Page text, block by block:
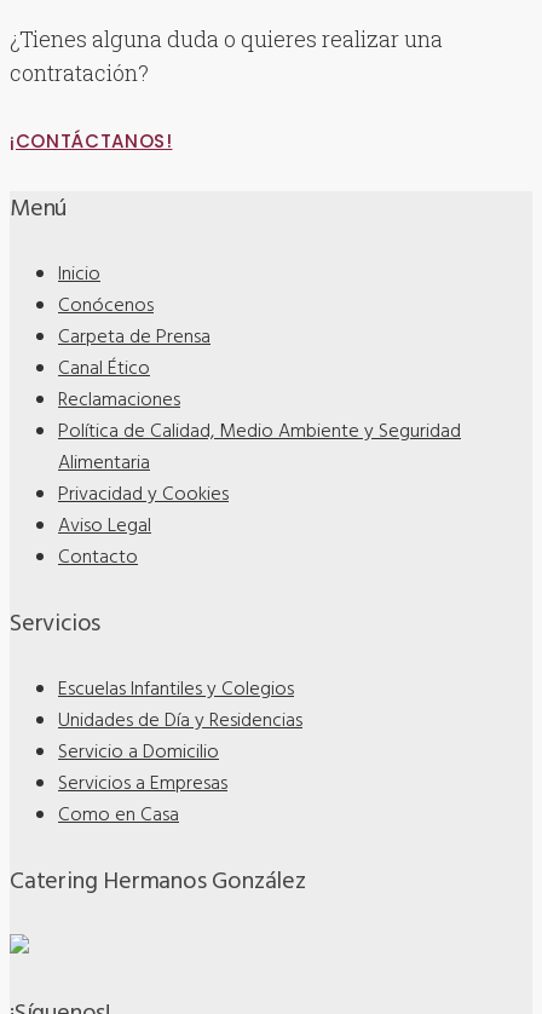
¿Tienes alguna duda o quieres realizar una
contratación?
¡CONTÁCTANOS!
Menú
Inicio
Conócenos
Carpeta de Prensa
Canal Ético
Reclamaciones
Política de Calidad, Medio Ambiente y Seguridad
Alimentaria
Privacidad y Cookies
Aviso Legal
Contacto
Servicios
Escuelas Infantiles y Colegios
Unidades de Día y Residencias
Servicio a Domicilio
Servicios a Empresas
Como en Casa
Catering Hermanos González